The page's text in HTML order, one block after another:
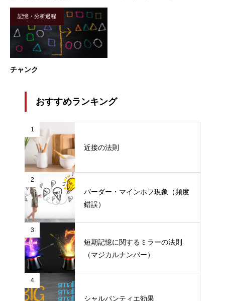
記憶・分析過程
チャンク
おすすめランキング
1
近接の法則
2
バーダー・マインホフ現象（頻度
錯誤）
3
短期記憶に関するミラーの法則
（マジカルナンバー）
4
シャルパンティエ効果